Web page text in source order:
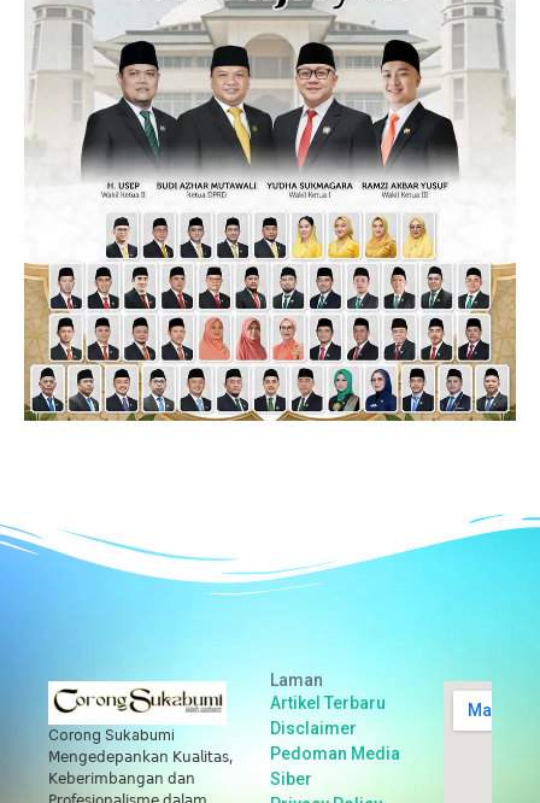
Corong Sukabumi
𝖬𝖾𝗇𝗀𝖾𝖽𝖾𝗉𝖺𝗇𝗄𝖺𝗇 𝖪𝗎𝖺𝗅𝗂𝗍𝖺𝗌,
𝖪𝖾𝖻𝖾𝗋𝗂𝗆𝖻𝖺𝗇𝗀𝖺𝗇 𝖽𝖺𝗇
Laman
Artikel Terbaru
Disclaimer
Pedoman Media
Siber